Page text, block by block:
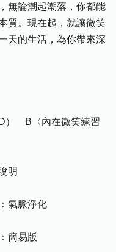
無論潮起潮落，你都能
質。現在起，就讓微笑
天的生活，為你帶來深
） B〈內在微笑練習
明
氣脈淨化
簡易版